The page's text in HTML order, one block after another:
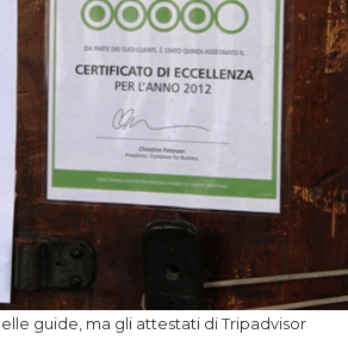
guide, ma gli attestati di Tripadvisor